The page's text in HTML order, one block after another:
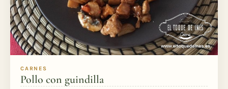
CARNES
Pollo con guindilla